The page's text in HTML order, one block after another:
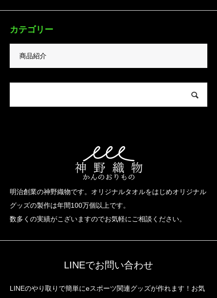
カテゴリー
商品紹介
明治創業の神野織物です。オリジナルタオルをはじめオリジナル
グッズの製作は年間100万個以上です。
数多くの実績がこざいますのでお気軽にご相談ください。
LINEでお問い合わせ
LINEのやり取りで簡単にeスポーツ関連グッズが作れます！お気